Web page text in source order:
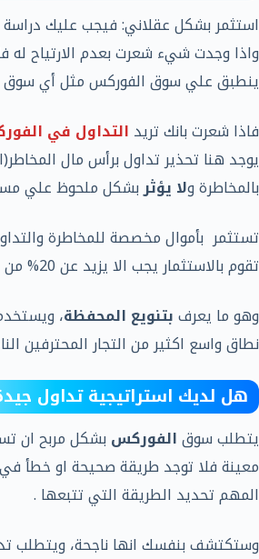
استثمر بشكل عقلاني: فيجب عليك
واذا وجدت شيء شعرت بعدم الارتياح له
ينطبق علي سوق الفوركس مثل أي سوق
فاذا شعرت بانك تريد التداول في
يوجد هنا تحذير تداول برأس مال
بالمخاطرة ولا يؤثربشكل ملحوظ علي
تستثمر بأموال مخصصة للمخاطرة
تقوم بالاستثمار يجب الا يزيد عن 20% من استثماراتك بالكامل .
وهو ما يعرفبتنويع المحفظة،
نطاق واسع اكثير من التجار المحترفين
هل لديك استراتيجية تداول
يتطلب سوقالفوركس بشكل مربح ان
معينة فلا توجد طريقة صحيحة او خطأ
المهم تحديد الطريقة التي تتبعها .
وستكتشف بنفسك انها ناجحة، ويتطلب